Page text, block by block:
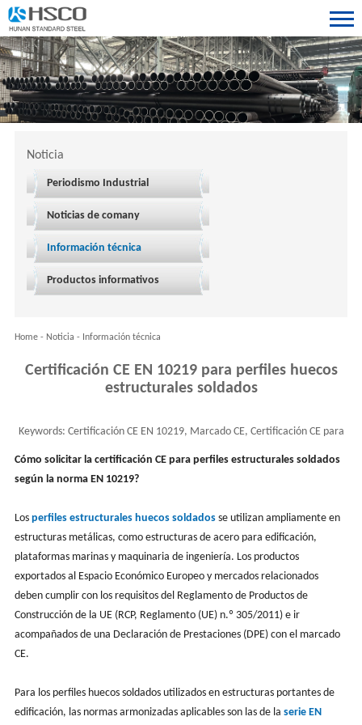
Noticia
Periodismo Industrial
Noticias de comany
Información técnica
Productos informativos
Home- Noticia - Información técnica
Certificación CE EN 10219 para perfiles huecos
estructurales soldados
Keywords: Certificación CE EN 10219, Marcado CE, Certificación CE para
perfiles huecos estructurales soldados
Cómo solicitar la certificación CE para perfiles estructurales soldados
según la norma EN 10219?
Los perfiles estructurales huecos soldadosse utilizan ampliamente en
estructuras metálicas, como estructuras de acero para edificación,
plataformas marinas y maquinaria de ingeniería. Los productos
exportados al Espacio Económico Europeo y mercados relacionados
deben cumplir con los requisitos del Reglamento de Productos de
Construcción de la UE (RCP, Reglamento (UE) n.º 305/2011) e ir
acompañados de una Declaración de Prestaciones (DPE) con el marcado
CE.
Para los perfiles huecos soldados utilizados en estructuras portantes de
edificación, las normas armonizadas aplicables son las de la serie EN